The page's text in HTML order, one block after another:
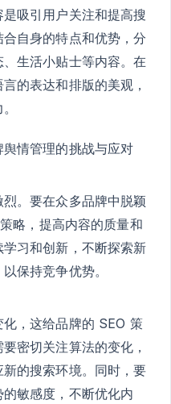
吸引用户关注和提高搜
自身的特点和优势，分
生活小贴士等内容。在
的表达和排版的美观，
情管理的挑战与应对
。要在众多品牌中脱颖
略，提高内容的质量和
习和创新，不断探索新
保持竞争优势。
，这给品牌的 SEO 策
密切关注算法的变化，
的搜索环境。同时，要
敏感度，不断优化内